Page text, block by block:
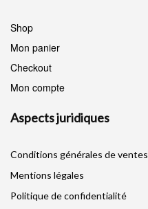
Shop
Mon panier
Checkout
Mon compte
Aspects juridiques
Conditions générales de ventes
Mentions légales
Politique de confidentialité